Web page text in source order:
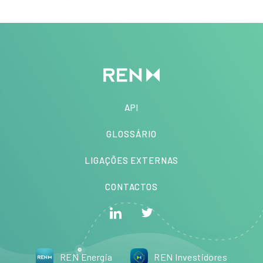
API
GLOSSÁRIO
LIGAÇÕES EXTERNAS
CONTACTOS
REN Energia REN Investidores